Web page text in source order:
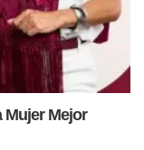
Mujer Mejor